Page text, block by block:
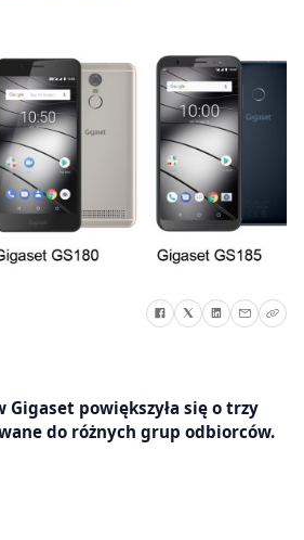
Gigaset powiększyła się o trzy
do różnych grup odbiorców.